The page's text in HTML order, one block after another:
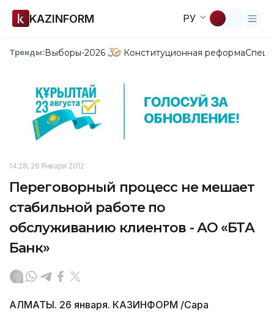
KAZINFORM РУ
Тренды:Выборы-2026 Конституционная реформа
14:28, 26 Января 2012
Переговорный процесс не мешает
стабильной работе по
обслуживанию клиентов - АО «БТА
Банк»
АЛМАТЫ. 26 января. КАЗИНФОРМ /Сара